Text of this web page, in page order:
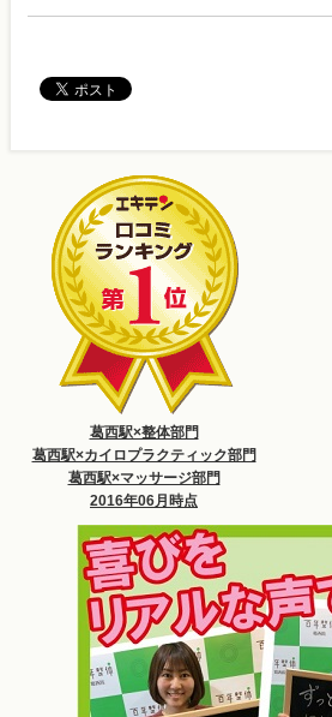
葛西駅×整体部門
葛西駅×カイロプラクティック部門
葛西駅×マッサージ部門
2016年06月時点